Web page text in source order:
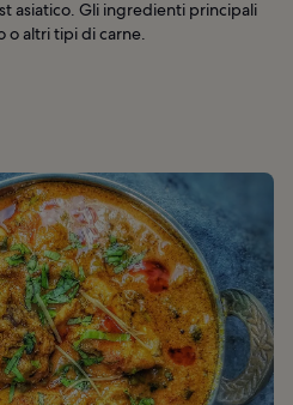
asiatico. Gli ingredienti principali
o altri tipi di carne.